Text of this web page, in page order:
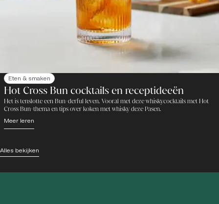
Eten & smaken
Hot Cross Bun cocktails en receptideeën
Het is tenslotte een Bun-derful leven. Vooral met deze whiskycocktails met Hot
Cross Bun-thema en tips over koken met whisky deze Pasen.
Meer leren
Alles bekijken